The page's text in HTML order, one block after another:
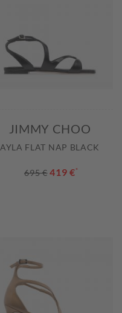
JIMMY CHOO
AYLA FLAT NAP BLACK
695 € 419 €*